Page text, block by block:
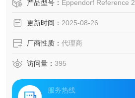
产品型号： Eppendorf Reference 2
更新时间： 2025-08-26
厂商性质： 代理商
访问量： 395
服务热线